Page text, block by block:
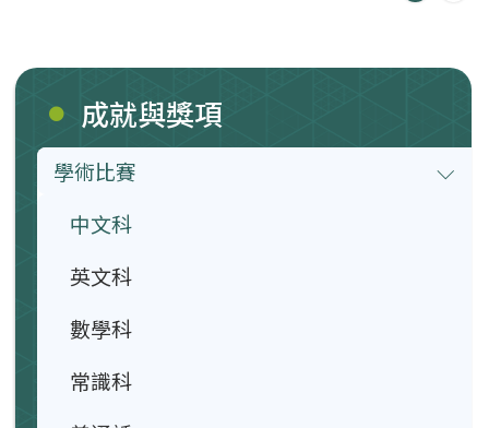
成就與獎項
學術比賽
中文科
英文科
數學科
常識科